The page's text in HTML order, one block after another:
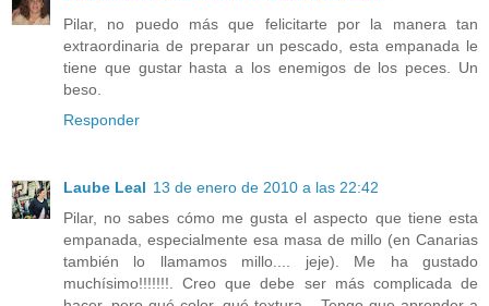
Pilar, no puedo más que felicitarte por la manera tan
extraordinaria de preparar un pescado, esta empanada le
tiene que gustar hasta a los enemigos de los peces. Un
beso.
Responder
Laube Leal 13 de enero de 2010 a las 22:42
Pilar, no sabes cómo me gusta el aspecto que tiene esta
empanada, especialmente esa masa de millo (en Canarias
también lo llamamos millo.... jeje). Me ha gustado
muchísimo!!!!!!!. Creo que debe ser más complicada de